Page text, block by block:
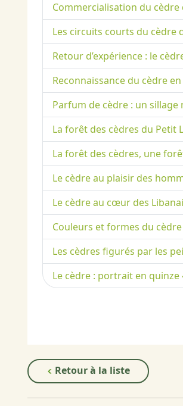
Commercialisation du cèdre
Les circuits courts du cèdre
Retour d’expérience : le
Reconnaissance du cèdre
Parfum de cèdre : un
La forêt des cèdres du Petit
La forêt des cèdres, une
Le cèdre au plaisir des
Le cèdre au cœur des
Couleurs et formes du cèdre
Les cèdres figurés par les
Le cèdre : portrait en quinze
Retour à la liste